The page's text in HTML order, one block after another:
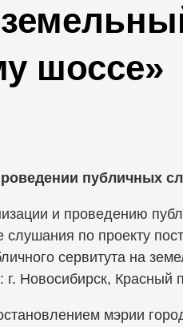
шоссе»
публичных
и проведению
по проекту
сервитута на
Новосибирск, Красный
мэрии